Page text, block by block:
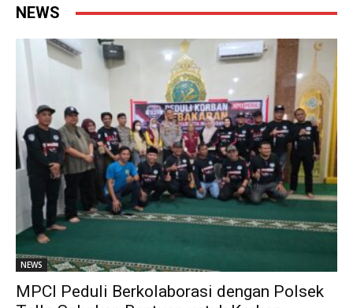
NEWS
NEWS
MPCI Peduli Berkolaborasi dengan Polsek